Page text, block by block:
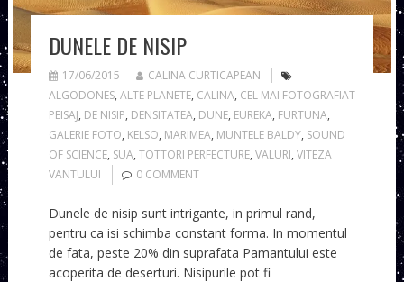
DUNELE DE NISIP
17/06/2015
CALINA CURTICAPEAN
ALGODONES, ALTE PLANETE, CALINA, CEL MAI FOTOGRAFIAT
PEISAJ, DE NISIP, DENSITATEA, DUNE, EUREKA, FURTUNA,
GALERIE FOTO, KELSO, MARIMEA, MUNTELE BALDY, SOUND
OF SCIENCE, SUA, TOTTORI PERFECTURE, VALURI, VITEZA
VANTULUI
0 COMMENT
Dunele de nisip sunt intrigante, in primul rand,
pentru ca isi schimba constant forma. In momentul
de fata, peste 20% din suprafata Pamantului este
acoperita de deserturi. Nisipurile pot fi